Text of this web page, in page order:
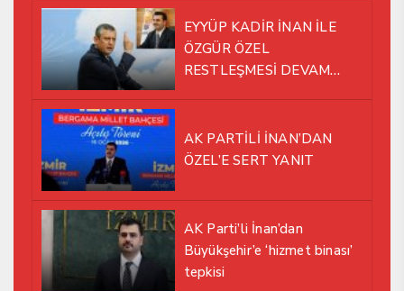
EYYÜP KADİR İNAN İLE
ÖZGÜR ÖZEL
RESTLEŞMESİ DEVAM
AK PARTİLİ İNAN’DAN
ÖZEL’E SERT YANIT
AK Parti’li İnan’dan
Büyükşehir’e ‘hizmet binası’
tepkisi